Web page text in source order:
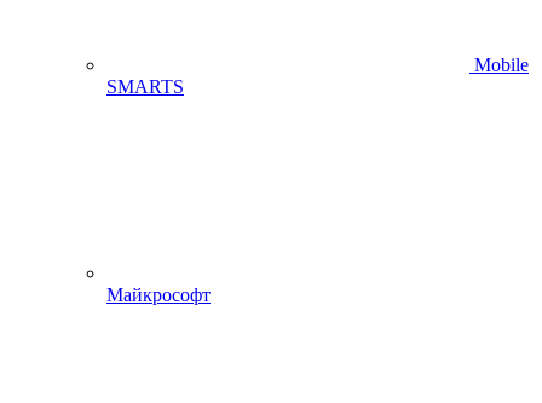
Mobile
SMARTS
Майкрософт